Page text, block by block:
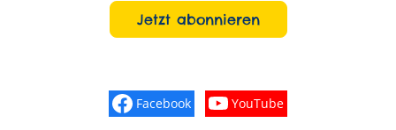
Jetzt abonnieren
Finden Sie „So schmeckt
Facebook Sehen Sie mehr
YouTube